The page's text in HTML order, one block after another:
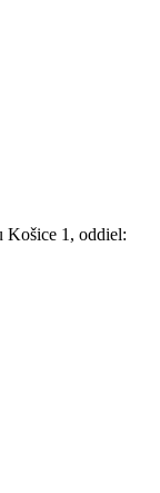
Košice 1, oddiel: